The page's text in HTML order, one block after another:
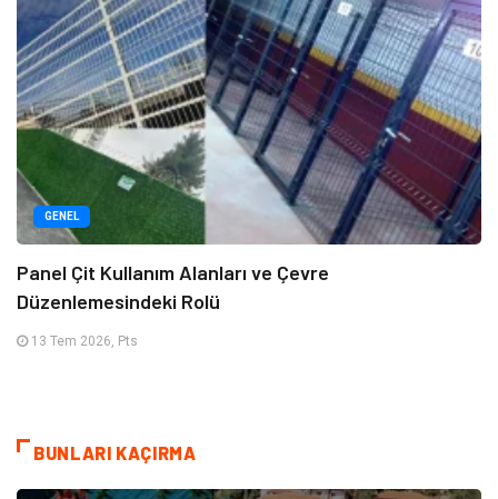
GENEL
Panel Çit Kullanım Alanları ve Çevre
Düzenlemesindeki Rolü
13 Tem 2026, Pts
BUNLARI KAÇIRMA